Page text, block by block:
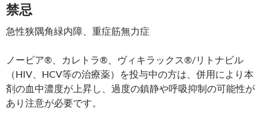
禁忌
急性狭隅角緑内障、重症筋無力症
ノービア®、カレトラ®、ヴィキラックス®/リトナビル
（HIV、HCV等の治療薬）を投与中の方は、併用により本
剤の血中濃度が上昇し、過度の鎮静や呼吸抑制の可能性が
あり注意が必要です。